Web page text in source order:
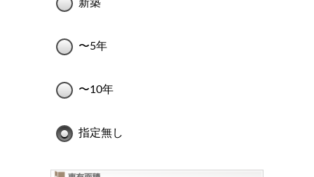
新築
〜5年
〜10年
指定無し